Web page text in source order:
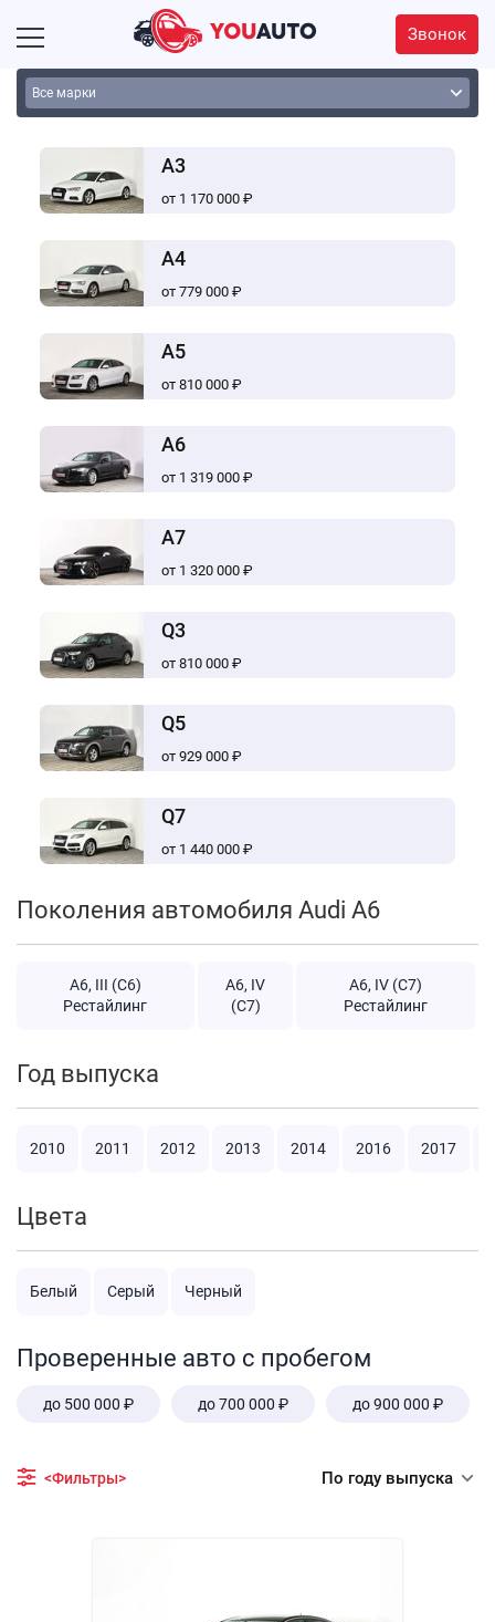
Звонок
A3
от 1 170 000 ₽
A4
от 779 000 ₽
A5
от 810 000 ₽
A6
от 1 319 000 ₽
A7
от 1 320 000 ₽
Q3
от 810 000 ₽
Q5
от 929 000 ₽
Q7
от 1 440 000 ₽
Поколения автомобиля Audi A6
A6, III (C6)
Рестайлинг
A6, IV
(C7)
A6, IV (C7)
Рестайлинг
Год выпуска
2010 2011 2012 2013 2014 2016 2017
Цвета
Белый Серый Черный
Проверенные авто с пробегом
до 500 000 ₽ до 700 000 ₽ до 900 000 ₽
<Фильтры> По году выпуска